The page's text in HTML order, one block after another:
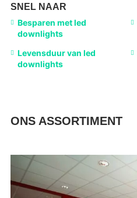
SNEL NAAR
Besparen met led
downlights
Levensduur van led
downlights
ONS ASSORTIMENT